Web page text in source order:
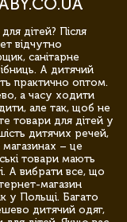
дітей? Після
відчутно
санітарне
А дитячий
практично оптом.
а часу ходити
але так, щоб не
товари для дітей у
дитячих речей,
– це
товари мають
А вибрати все, що
магазин
у Польщі. Багато
дитячий одяг,